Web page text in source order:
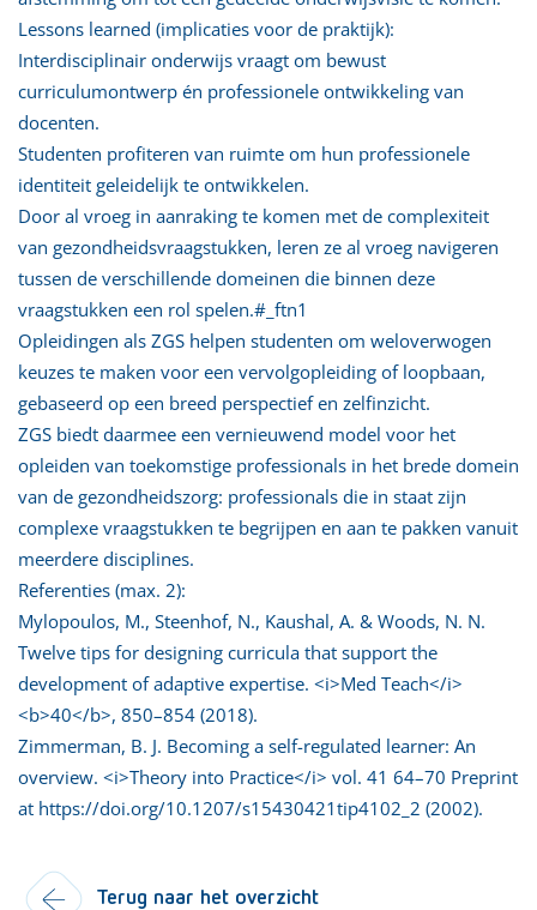
Lessons learned (implicaties voor de praktijk):
Interdisciplinair onderwijs vraagt om bewust
curriculumontwerp én professionele ontwikkeling van
docenten.
Studenten profiteren van ruimte om hun professionele
identiteit geleidelijk te ontwikkelen.
Door al vroeg in aanraking te komen met de complexiteit
van gezondheidsvraagstukken, leren ze al vroeg navigeren
tussen de verschillende domeinen die binnen deze
vraagstukken een rol spelen.#_ftn1
Opleidingen als ZGS helpen studenten om weloverwogen
keuzes te maken voor een vervolgopleiding of loopbaan,
gebaseerd op een breed perspectief en zelfinzicht.
ZGS biedt daarmee een vernieuwend model voor het
opleiden van toekomstige professionals in het brede domein
van de gezondheidszorg: professionals die in staat zijn
complexe vraagstukken te begrijpen en aan te pakken vanuit
meerdere disciplines.
Referenties (max. 2):
Mylopoulos, M., Steenhof, N., Kaushal, A. & Woods, N. N.
Twelve tips for designing curricula that support the
development of adaptive expertise. <i>Med Teach</i>
<b>40</b>, 850–854 (2018).
Zimmerman, B. J. Becoming a self-regulated learner: An
overview. <i>Theory into Practice</i> vol. 41 64–70 Preprint
at https://doi.org/10.1207/s15430421tip4102_2 (2002).
Terug naar het overzicht